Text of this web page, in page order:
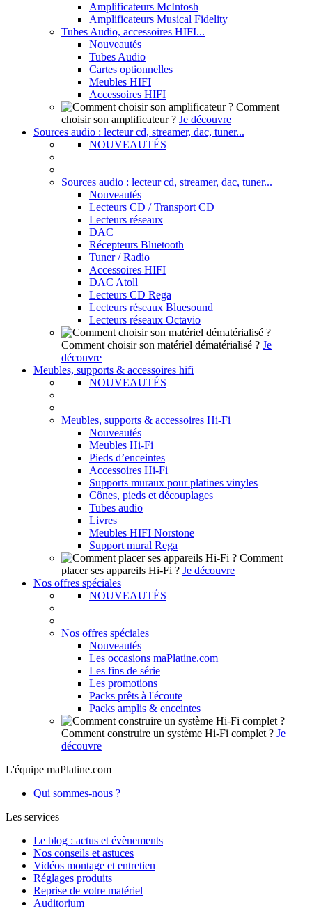
Amplificateurs McIntosh
Amplificateurs Musical Fidelity
Tubes Audio, accessoires HIFI...
Nouveautés
Tubes Audio
Cartes optionnelles
Meubles HIFI
Accessoires HIFI
Comment
choisir son amplificateur ? Je découvre
Sources audio : lecteur cd, streamer, dac, tuner...
NOUVEAUTÉS
Sources audio : lecteur cd, streamer, dac, tuner...
Nouveautés
Lecteurs CD / Transport CD
Lecteurs réseaux
DAC
Récepteurs Bluetooth
Tuner / Radio
Accessoires HIFI
DAC Atoll
Lecteurs CD Rega
Lecteurs réseaux Bluesound
Lecteurs réseaux Octavio
Comment choisir son matériel dématérialisé ? Je
découvre
Meubles, supports & accessoires hifi
NOUVEAUTÉS
Meubles, supports & accessoires Hi-Fi
Nouveautés
Meubles Hi-Fi
Pieds d’enceintes
Accessoires Hi-Fi
Supports muraux pour platines vinyles
Cônes, pieds et découplages
Tubes audio
Livres
Meubles HIFI Norstone
Support mural Rega
Comment
placer ses appareils Hi-Fi ? Je découvre
Nos offres spéciales
NOUVEAUTÉS
Nos offres spéciales
Nouveautés
Les occasions maPlatine.com
Les fins de série
Les promotions
Packs prêts à l'écoute
Packs amplis & enceintes
Comment construire un système Hi-Fi complet ? Je
découvre
L'équipe maPlatine.com
Qui sommes-nous ?
Les services
Le blog : actus et évènements
Nos conseils et astuces
Vidéos montage et entretien
Réglages produits
Reprise de votre matériel
Auditorium